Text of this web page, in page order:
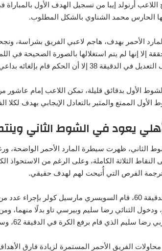
الحارس محمد الشناوي بالشكل المطلوب.
الأحمر بهدف، هاجم لاعبي الفريق بشراسة،
إلا إنها لم يتم استغلالها بالصورة الصحيحة في
38 إلا أن الحكم قام بإلغائه بداعي التسلل.
الأول الممتع والمثير بالتعادل الإيجابي بهدف لكلا
يعود في الشوط الثاني
الثاني، ظهرت سيطرة المارد الأحمر الواضحة،
الثلاثة الكاملة، وعلى الرغم من الاستحواذ
ترجمة الفرص التي أُتيحت لهم لهدف حقيقي.
وبعد مرور الدقيقة 60، قام السويسري مارسيل كولر
الثنائي رضا سليم وبيرسي تاو بدلًا منهما،
الذي قام برفع الكرة في الدقيقة 62، وسجلها الجنوب إفريقي بيرسي تاو.
الفريق الأحمر المستمرة لزيادة فارق